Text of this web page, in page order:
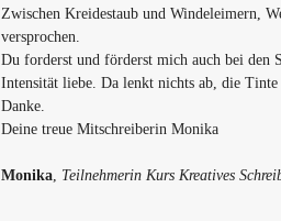
Zwischen Kreidestaub und Windeleimern,
versprochen.
Du forderst und förderst mich auch bei den
Intensität liebe. Da lenkt nichts ab, die
Danke.
Deine treue Mitschreiberin Monika
Monika, Teilnehmerin Kurs Kreatives